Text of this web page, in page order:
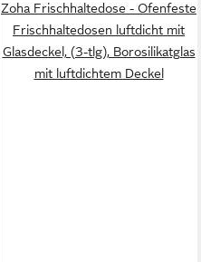
Zoha Frischhaltedose - Ofenfeste
Frischhaltedosen luftdicht mit
Glasdeckel, (3-tlg), Borosilikatglas
mit luftdichtem Deckel